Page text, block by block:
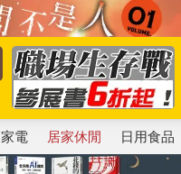
家電 居家休閒 日用食品